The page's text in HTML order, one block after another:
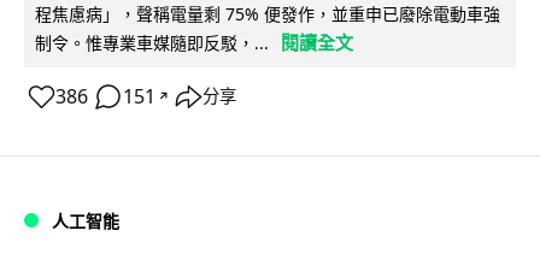
程焦慮病」，聲稱電量剩 75% 便發作，並重申已廢除電動車強
制令。惟專業車媒隨即反駁，...
閱讀全文
386 151 ↗ 分享
人工智能